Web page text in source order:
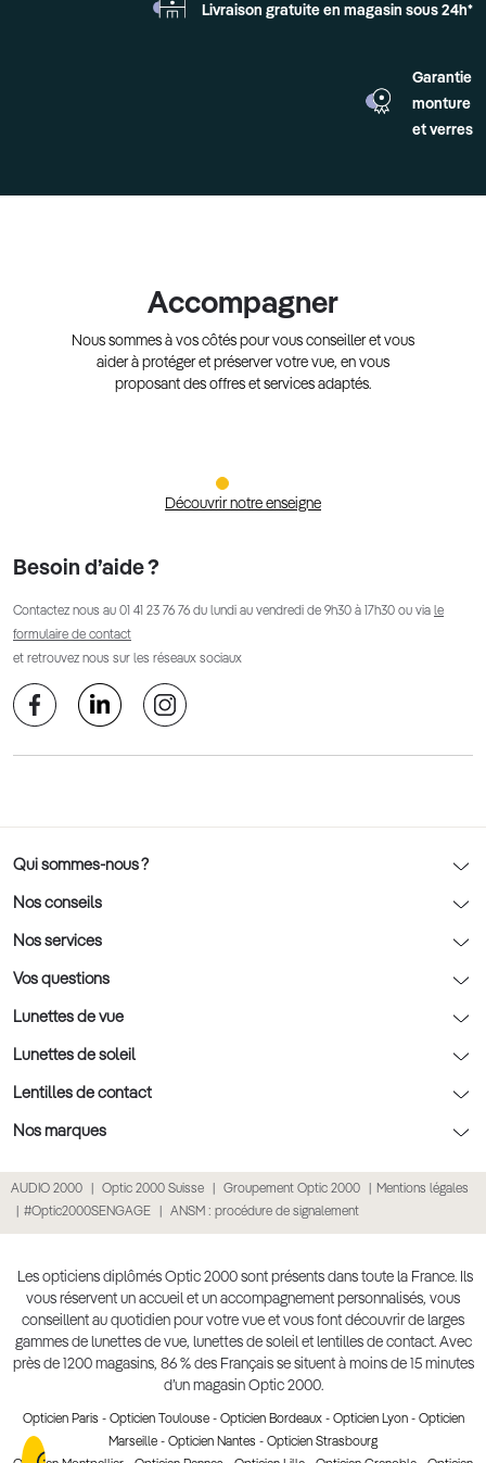
Livraison gratuite en magasin sous 24h*
Garantie
monture
et verres
Accompagner
Nous sommes à vos côtés pour vous conseiller et vous
aider à protéger et préserver votre vue, en vous
proposant des offres et services adaptés.
Découvrir notre enseigne
Besoin d’aide ?
Contactez nous au 01 41 23 76 76 du lundi au vendredi de 9h30 à 17h30 ou via le
formulaire de contact
et retrouvez nous sur les réseaux sociaux
Qui sommes-nous ?
Notre charte déontologique
AFNOR Certification
Rendez-vous prévision
Nos conseils
Nos conseils lunettes
Nos conseils lentilles
Nos conseils enfants
Nos conseils santé visuelle
Tout savoir sur nos verres
Nos services
Optic 2000 à domicile
Le contrôle de la vue chez votre opticien
L'entretien de votre équipement
La prise de rendez-vous en ligne
Point expert basse vision
Click & collect : Livraison gratuite en magasin
Vos questions
Politique cookies
Conditions générales de vente
Politique de confidentialité des données
Retours et remboursements
Lunettes de vue
Lunettes de vue
Lunettes de vue homme
Lunettes de vue femme
Lunettes de vue Gucci
Lunettes de vue Chloé
Lunettes de vue Burberry
Lunettes de vue à partir de 30€
Lunettes de soleil
Lunettes de soleil
Lunettes de soleil homme
Lunettes de soleil enfant
Lunettes de soleil pas chères
Lunettes de soleil Ray-Ban
Lunettes de soleil Prada
Lunettes de soleil Gucci
Lentilles de contact
Lentilles de contact
Lentilles de couleur
Lentille de nuit
Lentilles mensuelles ou bimensuelles
Nos marques
Lunettes Prada
Lunettes Guess
Lunettes Chloé
Lunettes Versace
AUDIO 2000 Optic 2000 Suisse Groupement Optic 2000
Mentions légales
#Optic2000SENGAGE
ANSM : procédure de signalement
Les opticiens diplômés Optic 2000 sont présents dans toute la France. Ils
vous réservent un accueil et un accompagnement personnalisés, vous
conseillent au quotidien pour votre vue et vous font découvrir de larges
gammes de lunettes de vue, lunettes de soleil et lentilles de contact. Avec
près de 1200 magasins, 86 % des Français se situent à moins de 15 minutes
d’un magasin Optic 2000.
Opticien Paris - Opticien Toulouse- Opticien Bordeaux- Opticien Lyon- Opticien
Marseille - Opticien Nantes - Opticien Strasbourg